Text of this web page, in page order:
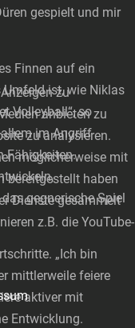
gespielt und mir
Finnen auf ein
Umfeld ist, wie Niklas
Volleyball“, so
allem im Angriff
Fähigkeiten.
gegnerische Spiel
„Ich bin
mittlerweile feiere
aktiver mit
Entwicklung.
zu
anbieten zu
zu analysieren.
möglicherweise mit
bereitgestellt haben
Dienste gesammelt
z.B. die YouTube-